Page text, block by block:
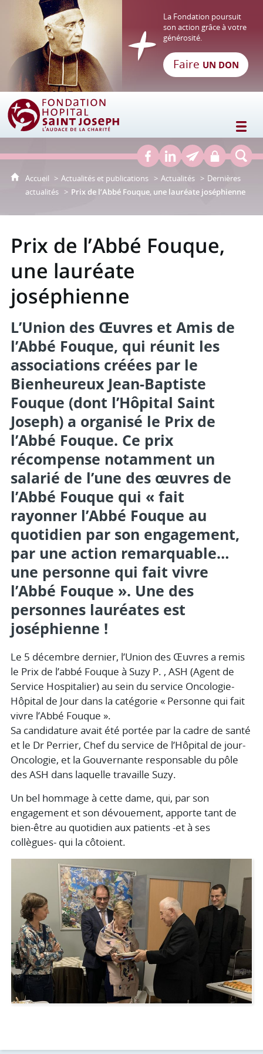
Fondation Hôpital Saint Joseph
La Fondation poursuit
son action grâce à votre
générosité.
Faire UN DON
Accueil Actualités et publications Actualités
Dernières
actualités
Prix de l’Abbé Fouque, une lauréate joséphienne
Prix de l’Abbé Fouque,
une lauréate
joséphienne
L’Union des Œuvres et Amis de
l’Abbé Fouque, qui réunit les
associations créées par le
Bienheureux Jean-Baptiste
Fouque (dont l’Hôpital Saint
Joseph) a organisé le Prix de
l’Abbé Fouque. Ce prix
récompense notamment un
salarié de l’une des œuvres de
l’Abbé Fouque qui « fait
rayonner l’Abbé Fouque au
quotidien par son engagement,
par une action remarquable…
une personne qui fait vivre
l’Abbé Fouque ». Une des
personnes lauréates est
joséphienne !
Le 5 décembre dernier, l’Union des Œuvres a remis
le Prix de l’abbé Fouque à Suzy P. , ASH (Agent de
Service Hospitalier) au sein du service Oncologie-
Hôpital de Jour dans la catégorie « Personne qui fait
vivre l’Abbé Fouque ».
Sa candidature avait été portée par la cadre de santé
et le Dr Perrier, Chef du service de l’Hôpital de jour-
Oncologie, et la Gouvernante responsable du pôle
des ASH dans laquelle travaille Suzy.
Un bel hommage à cette dame, qui, par son
engagement et son dévouement, apporte tant de
bien-être au quotidien aux patients -et à ses
collègues- qui la côtoient.